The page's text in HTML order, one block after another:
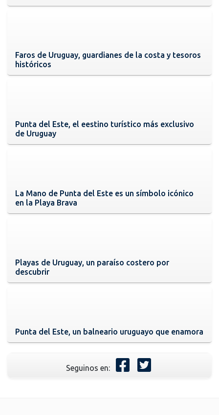
Faros de Uruguay, guardianes de la costa y tesoros
históricos
Punta del Este, el eestino turístico más exclusivo
de Uruguay
La Mano de Punta del Este es un símbolo icónico
en la Playa Brava
Playas de Uruguay, un paraíso costero por
descubrir
Punta del Este, un balneario uruguayo que enamora
Seguinos en: